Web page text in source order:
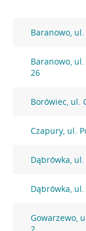
Baranowo,
Baranowo,
26
Borówiec, ul.
Czapury, ul.
Dąbrówka,
Dąbrówka, ul.
Gowarzewo,